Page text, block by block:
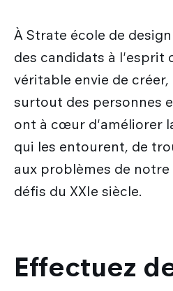
À Strate école de
des candidats à l'esprit
véritable envie de
surtout des personnes
ont à cœur d'améliorer
qui les entourent, de
aux problèmes de
défis du XXIe siècle.
Effectuez